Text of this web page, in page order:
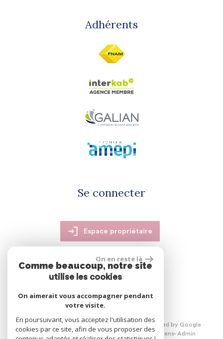
Adhérents
Se connecter
Espace propriétaire
réalisé par
© 2026 | Tous droits réservés | Traduction powered by Google
Plan du site
Mentions légales Nos honoraires Liens Admin
On en reste là
Comme beaucoup, notre site
utilise les cookies
On aimerait vous accompagner pendant
votre visite.
En poursuivant, vous acceptez l'utilisation des
cookies par ce site, afin de vous proposer des